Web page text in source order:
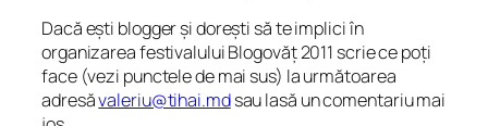
Dacă ești blogger și dorești să te implici în
organizarea festivalului Blogovăț 2011 scrie ce poți
face (vezi punctele de mai sus) la următoarea
adresăvaleriu@tihai.mdsau lasă un comentariu mai